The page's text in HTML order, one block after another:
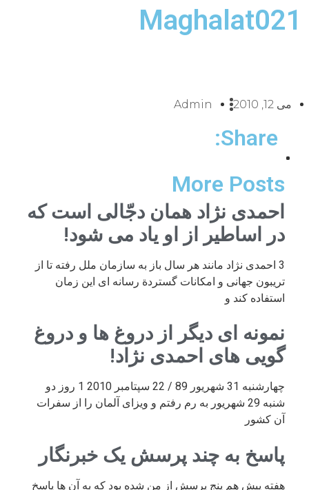
Maghalat021
می 12, 2010 Admin
Share:
More Posts
احمدی نژاد همان دجّالی است که
در اساطیر از او یاد می شود!
3 احمدی نژاد مانند هر سال باز به سازمان ملل رفته تا از
تریبون جهانی و امکانات گستردة رسانه ای این زمان
استفاده کند و
نمونه ای دیگر از دروغ ها و دروغ
گویی های احمدی نژاد!
چهارشنبه 31 شهریور 89 / 22 سپتامبر 2010 1 روز دو
شنبه 29 شهریور به رم رفتم و ویزای آلمان را از سفرات
آن کشور
پاسخ به چند پرسش یک خبرنگار
هفته پیش هم پنج پرسش از من شده بود که به آن ها پاسخ